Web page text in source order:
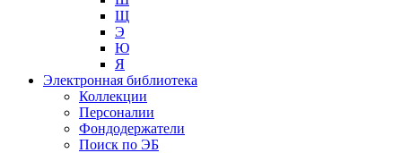
Щ
Э
Ю
Я
Электронная библиотека
Коллекции
Персоналии
Фондодержатели
Поиск по ЭБ